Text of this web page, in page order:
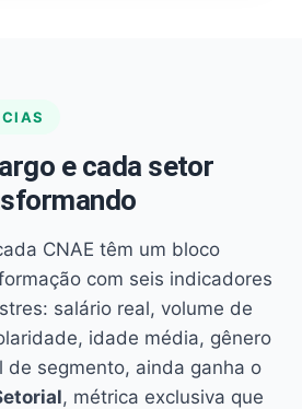
e cada setor
CNAE têm um bloco
com seis indicadores
salário real, volume de
idade média, gênero
de segmento, ainda ganha o
, métrica exclusiva que